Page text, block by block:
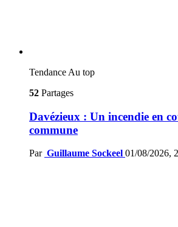
Tendance Au top
52 Partages
Davézieux : Un incendie en
commune
Par Guillaume Sockeel 01/08/2026,